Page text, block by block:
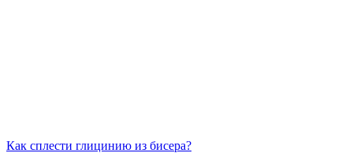
Как сплести глицинию из бисера?